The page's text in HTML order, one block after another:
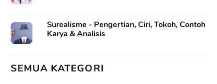
Surealisme - Pengertian, Ciri, Tokoh, Contoh
Karya & Analisis
SEMUA KATEGORI